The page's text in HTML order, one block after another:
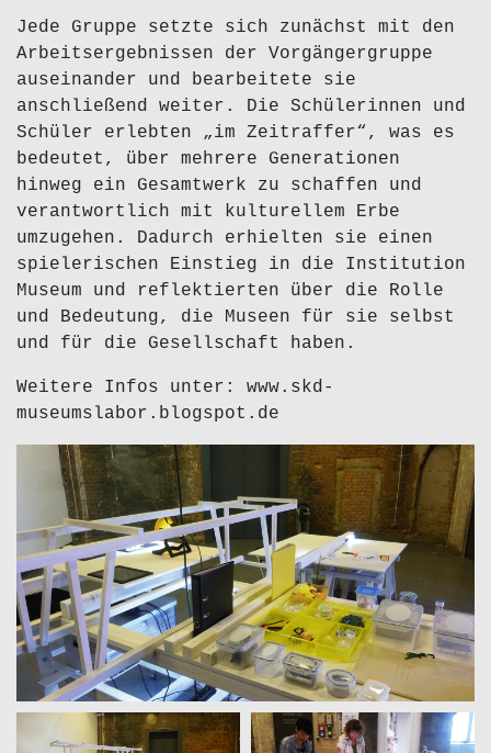
Jede Gruppe setzte sich zunächst mit den
Arbeitsergebnissen der Vorgängergruppe
auseinander und bearbeitete sie
anschließend weiter. Die Schülerinnen und
Schüler erlebten „im Zeitraffer“, was es
bedeutet, über mehrere Generationen
hinweg ein Gesamtwerk zu schaffen und
verantwortlich mit kulturellem Erbe
umzugehen. Dadurch erhielten sie einen
spielerischen Einstieg in die Institution
Museum und reflektierten über die Rolle
und Bedeutung, die Museen für sie selbst
und für die Gesellschaft haben.
Weitere Infos unter: www.skd-
museumslabor.blogspot.de